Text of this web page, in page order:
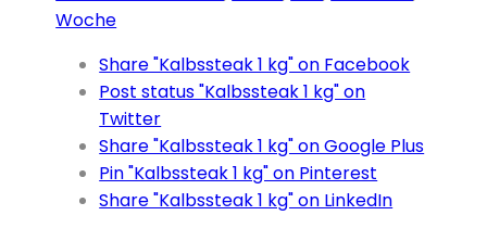
Woche
Share "Kalbssteak 1 kg" on Facebook
Post status "Kalbssteak 1 kg" on
Twitter
Share "Kalbssteak 1 kg" on Google Plus
Pin "Kalbssteak 1 kg" on Pinterest
Share "Kalbssteak 1 kg" on LinkedIn